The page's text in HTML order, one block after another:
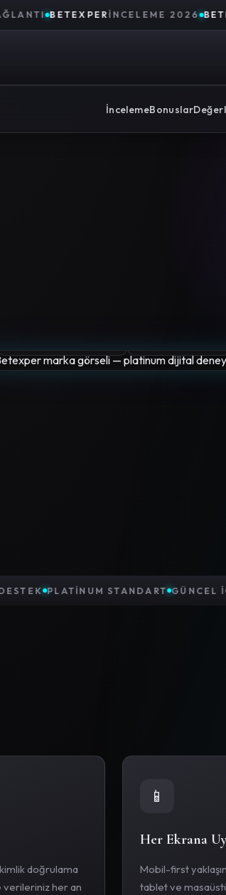
BETEXPERİNCELEME 2026 BETEXPER
İncelemeBonuslar
CANLI DESTEK PLATINUM STANDART
doğrulama
her an
📱
Her Ekrana
Mobil-first
tablet ve